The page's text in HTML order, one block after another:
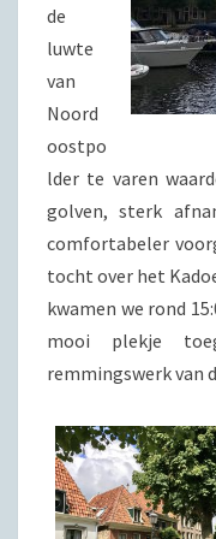
de
luwte
van
Noord
oostpo
lder te varen
golven, sterk
comfortabeler
tocht over het
kwamen we rond
mooi plekje
remmingswerk van